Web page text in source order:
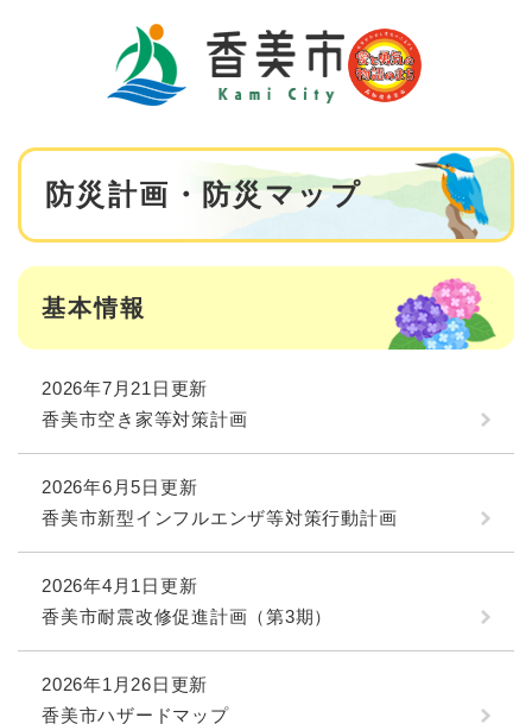
本
防災計画・防災マップ
基本情報
2026年7月21日更新
香美市空き家等対策計画
2026年6月5日更新
香美市新型インフルエンザ等対策行動計画
2026年4月1日更新
香美市耐震改修促進計画（第3期）
2026年1月26日更新
香美市ハザードマップ